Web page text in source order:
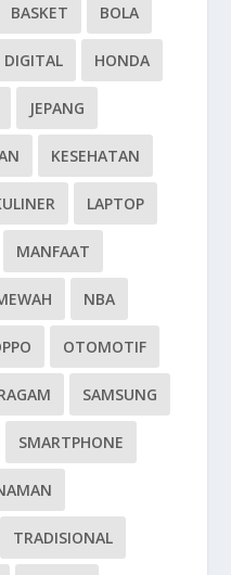
BASKET BOLA
DIGITAL HONDA
JEPANG
KESEHATAN
LAPTOP
MANFAAT
NBA
OTOMOTIF
SAMSUNG
SMARTPHONE
TRADISIONAL